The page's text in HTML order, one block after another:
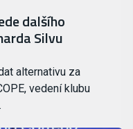
dalšího
Silvu
alternativu za
vedení klubu